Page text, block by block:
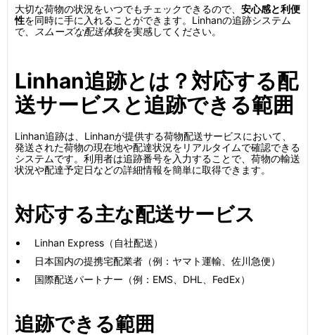
大切な荷物の状況をいつでもチェックできるので、 安心感と利便
性を同時に手に入れることができます。Linhanの追跡システム
で、
スムーズな配送体験を実感してください。
Linhan追跡とは？対応する配
送サービスと追跡できる範囲
Linhan追跡は、Linhanが提供する荷物配送サービスにおいて、
発送された荷物の現在地や配達状況をリアルタイムで確認できる
システムです。利用者は追跡番号を入力することで、荷物の輸送
状況や配達予定日などの詳細情報を簡単に取得できます。
対応する主な配送サービス
Linhan Express（自社配送）
日本国内の提携宅配業者（例：ヤマト運輸、佐川急便）
国際配送パートナー（例：EMS、DHL、FedEx）
追跡できる範囲